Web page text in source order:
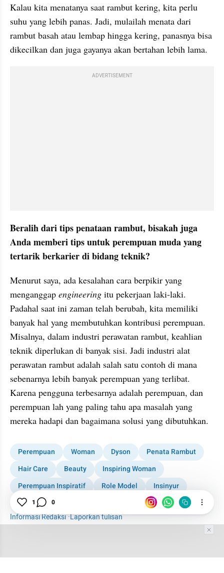
Kalau kita menatanya saat rambut kering, kita perlu
suhu yang lebih panas. Jadi, mulailah menata dari
rambut basah atau lembap hingga kering, panasnya bisa
dikecilkan dan juga gayanya akan bertahan lebih lama.
ADVERTISEMENT
Beralih dari tips penataan rambut, bisakah juga
Anda memberi tips untuk perempuan muda yang
tertarik berkarier di bidang teknik?
Menurut saya, ada kesalahan cara berpikir yang
menganggap engineering itu pekerjaan laki-laki.
Padahal saat ini zaman telah berubah, kita memiliki
banyak hal yang membutuhkan kontribusi perempuan.
Misalnya, dalam industri perawatan rambut, keahlian
teknik diperlukan di banyak sisi. Jadi industri alat
perawatan rambut adalah salah satu contoh di mana
sebenarnya lebih banyak perempuan yang terlibat.
Karena pengguna terbesarnya adalah perempuan, dan
perempuan lah yang paling tahu apa masalah yang
mereka hadapi dan bagaimana solusi yang dibutuhkan.
Perempuan Woman Dyson
Penata Rambut
Hair Care
Beauty
Inspiring Woman
Perempuan Inspiratif
Role Model
Insinyur
Perawatan Rambut
Informasi Redaksi·Laporkan tulisan
1 0